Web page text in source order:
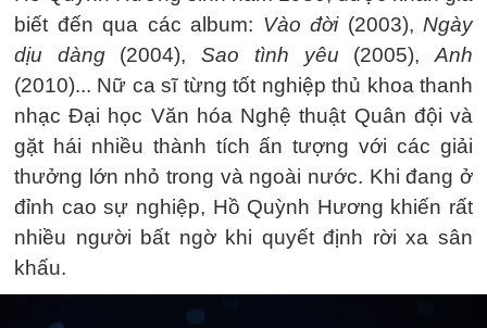
biết đến qua các album: Vào đời (2003), Ngày
dịu dàng(2004),Sao tình yêu (2005),Anh
(2010)... Nữ ca sĩ từng tốt nghiệp thủ khoa thanh
nhạc Đại học Văn hóa Nghệ thuật Quân đội và
gặt hái nhiều thành tích ấn tượng với các giải
thưởng lớn nhỏ trong và ngoài nước. Khi đang ở
đỉnh cao sự nghiệp, Hồ Quỳnh Hương khiến rất
nhiều người bất ngờ khi quyết định rời xa sân
khấu.